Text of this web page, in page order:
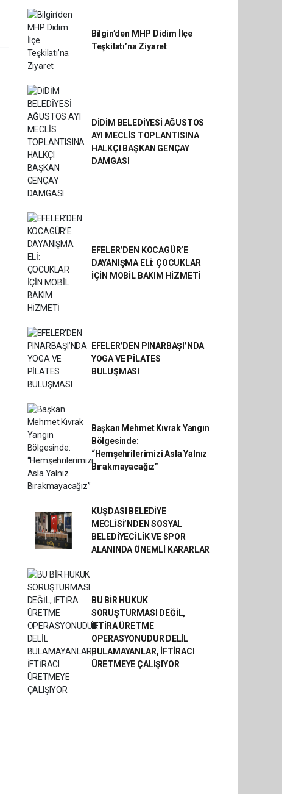
Bilgin’den MHP Didim İlçe
Teşkilatı’na Ziyaret
DİDİM BELEDİYESİ AĞUSTOS
AYI MECLİS TOPLANTISINA
HALKÇI BAŞKAN GENÇAY
DAMGASI
EFELER’DEN KOCAGÜR’E
DAYANIŞMA ELİ: ÇOCUKLAR
İÇİN MOBİL BAKIM HİZMETİ
EFELER’DEN PINARBAŞI’NDA
YOGA VE PİLATES
BULUŞMASI
Başkan Mehmet Kıvrak Yangın
Bölgesinde:
“Hemşehrilerimizi Asla Yalnız
Bırakmayacağız”
KUŞDASI BELEDİYE
MECLİSİ’NDEN SOSYAL
BELEDİYECİLİK VE SPOR
ALANINDA ÖNEMLİ KARARLAR
BU BİR HUKUK
SORUŞTURMASI DEĞİL,
İFTİRA ÜRETME
OPERASYONUDUR DELİL
BULAMAYANLAR, İFTİRACI
ÜRETMEYE ÇALIŞIYOR